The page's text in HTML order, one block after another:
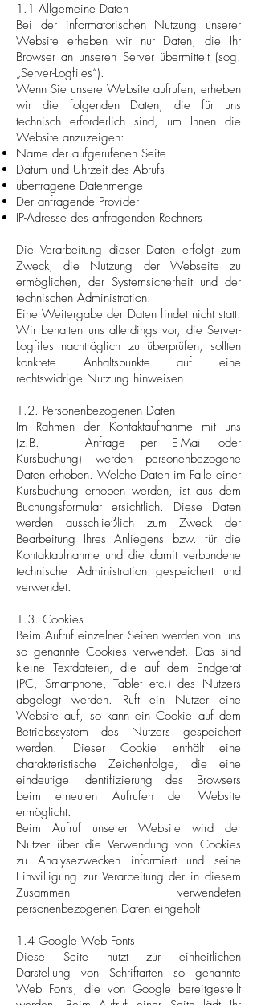
1.1 Allgemeine Daten
Bei der informatorischen Nutzung unserer
Website erheben wir nur Daten, die Ihr
Browser an unseren Server übermittelt (sog.
„Server-Logfiles“).
Wenn Sie unsere Website aufrufen, erheben
wir die folgenden Daten, die für uns
technisch erforderlich sind, um Ihnen die
Website anzuzeigen:
Name der aufgerufenen Seite
Datum und Uhrzeit des Abrufs
übertragene Datenmenge
Der anfragende Provider
IP-Adresse des anfragenden Rechners
Die Verarbeitung dieser Daten erfolgt zum
Zweck, die Nutzung der Webseite zu
ermöglichen, der Systemsicherheit und der
technischen Administration.
Eine Weitergabe der Daten findet nicht statt.
Wir behalten uns allerdings vor, die Server-
Logfiles nachträglich zu überprüfen, sollten
konkrete Anhaltspunkte auf eine
rechtswidrige Nutzung hinweisen
1.2. Personenbezogenen Daten
Im Rahmen der Kontaktaufnahme mit uns
(z.B. Anfrage per E-Mail oder
Kursbuchung) werden personenbezogene
Daten erhoben. Welche Daten im Falle einer
Kursbuchung erhoben werden, ist aus dem
Buchungsformular ersichtlich. Diese Daten
werden ausschließlich zum Zweck der
Bearbeitung Ihres Anliegens bzw. für die
Kontaktaufnahme und die damit verbundene
technische Administration gespeichert und
verwendet.
1.3. Cookies
Beim Aufruf einzelner Seiten werden von uns
so genannte Cookies verwendet. Das sind
kleine Textdateien, die auf dem Endgerät
(PC, Smartphone, Tablet etc.) des Nutzers
abgelegt werden. Ruft ein Nutzer eine
Website auf, so kann ein Cookie auf dem
Betriebssystem des Nutzers gespeichert
werden. Dieser Cookie enthält eine
charakteristische Zeichenfolge, die eine
eindeutige Identifizierung des Browsers
beim erneuten Aufrufen der Website
ermöglicht.
Beim Aufruf unserer Website wird der
Nutzer über die Verwendung von Cookies
zu Analysezwecken informiert und seine
Einwilligung zur Verarbeitung der in diesem
Zusammen verwendeten
personenbezogenen Daten eingeholt
1.4 Google Web Fonts
Diese Seite nutzt zur einheitlichen
Darstellung von Schriftarten so genannte
Web Fonts, die von Google bereitgestellt